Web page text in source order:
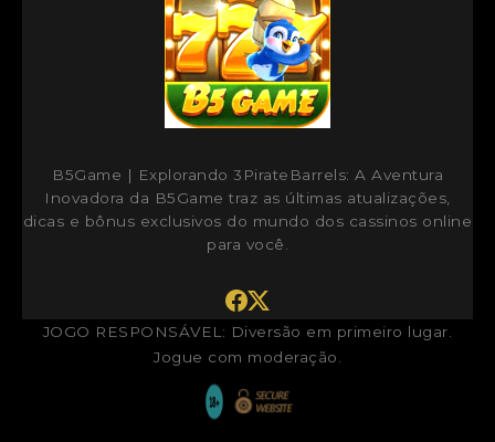
B5Game | Explorando 3PirateBarrels: A Aventura
Inovadora da B5Game traz as últimas atualizações,
dicas e bônus exclusivos do mundo dos cassinos online
para você.
JOGO RESPONSÁVEL: Diversão em primeiro lugar.
Jogue com moderação.